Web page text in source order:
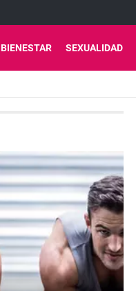
BIENESTAR SEXUALIDAD